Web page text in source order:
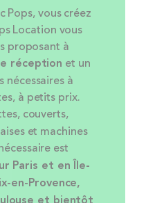
Pops, vous créez
Location vous
proposant à
réception et un
à
à petits prix.
couverts,
et machines
est
Paris et en Île-
en-Provence,